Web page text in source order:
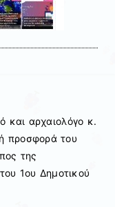
και αρχαιολόγο κ.
προσφορά του
της
1ου Δημοτικού